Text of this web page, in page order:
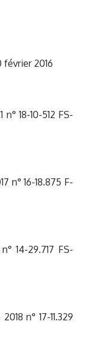
février 2016
18-10-512 FS-
n° 16-18.875 F-
14-29.717 FS-
n° 17-11.329